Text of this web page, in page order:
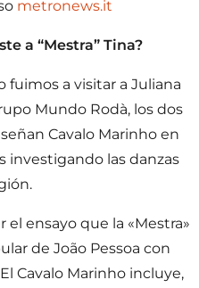
metronews.it
a “Mestra” Tina?
fuimos a visitar a Juliana
Mundo Rodà, los dos
Cavalo Marinho en
investigando las danzas
el ensayo que la «Mestra»
de João Pessoa con
Cavalo Marinho incluye,